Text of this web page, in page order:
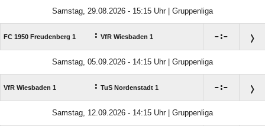
Samstag, 29.08.2026 - 15:15 Uhr | Gruppenliga
FC 1950 Freudenberg 1 : VfR Wiesbaden 1 :
Samstag, 05.09.2026 - 14:15 Uhr | Gruppenliga
VfR Wiesbaden 1 : TuS Nordenstadt 1 :
Samstag, 12.09.2026 - 14:15 Uhr | Gruppenliga